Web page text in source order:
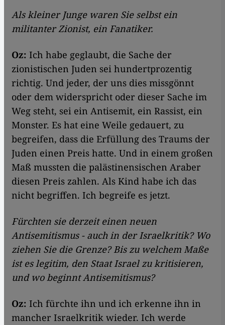
Als kleiner Junge waren Sie selbst ein
militanter Zionist, ein Fanatiker.
Oz: Ich habe geglaubt, die Sache der
zionistischen Juden sei hundertprozentig
richtig. Und jeder, der uns dies missgönnt
oder dem widerspricht oder dieser Sache im
Weg steht, sei ein Antisemit, ein Rassist, ein
Monster. Es hat eine Weile gedauert, zu
begreifen, dass die Erfüllung des Traums der
Juden einen Preis hatte. Und in einem großen
Maß mussten die palästinensischen Araber
diesen Preis zahlen. Als Kind habe ich das
nicht begriffen. Ich begreife es jetzt.
Fürchten sie derzeit einen neuen
Antisemitismus - auch in der Israelkritik? Wo
ziehen Sie die Grenze? Bis zu welchem Maße
ist es legitim, den Staat Israel zu kritisieren,
und wo beginnt Antisemitismus?
Oz: Ich fürchte ihn und ich erkenne ihn in
mancher Israelkritik wieder. Ich werde